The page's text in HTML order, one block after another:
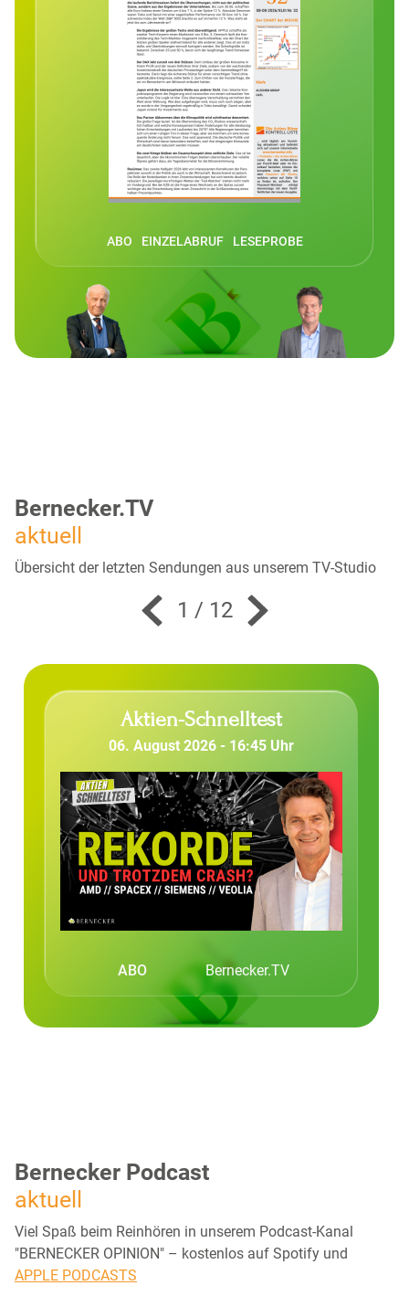
Wir bauen unser KI-Paket aus - Termin Börse daily
06-Aug. 09:30
Guten Morgen aus der Redaktion: Ausgepowert
06-Aug. 08:44
05-Aug. 17:19
ABO EINZELABRUF LESEPROBE
Bernecker.TV
aktuell
Übersicht der letzten Sendungen aus unserem TV-Studio
1 / 12
Aktien-Schnelltest
06. August 2026 - 16:45 Uhr
ABO Bernecker.TV
Bernecker Podcast
aktuell
Viel Spaß beim Reinhören in unserem Podcast-Kanal
"BERNECKER OPINION" – kostenlos auf Spotify und
APPLE PODCASTS